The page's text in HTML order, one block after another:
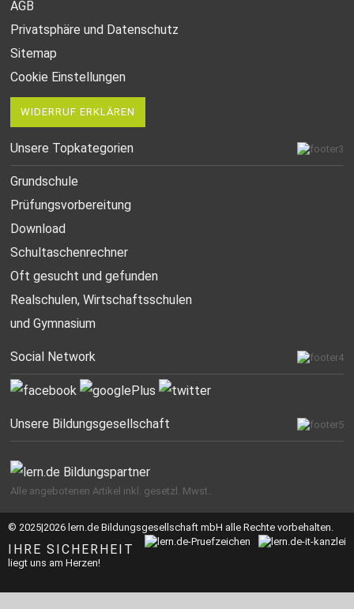
AGB
Privatsphäre und Datenschutz
Sitemap
Cookie Einstellungen
WIDERRUF ERKLÄREN
Unsere Topkategorien
Grundschule
Prüfungsvorbereitung
Download
Schultaschenrechner
Oft gesucht und gefunden
Realschulen,Wirtschaftsschulen
und Gymnasium
Social Network
Unsere Bildungsgesellschaft
Alle angebotenen Artikel inkl. gesetzl. Mwst..
© 2025|2026 lern.de Bildungsgesellschaft mbH alle Rechte vorbehalten.
IHRE SICHERHEIT
liegt uns am Herzen!